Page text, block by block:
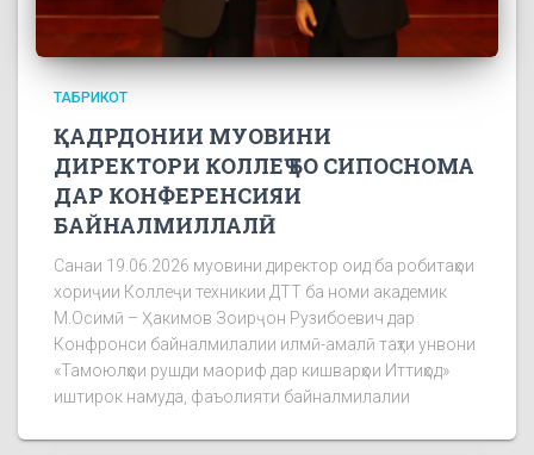
ТАБРИКОТ
ҚАДРДОНИИ МУОВИНИ
ДИРЕКТОРИ КОЛЛЕҶ БО СИПОСНОМА
ДАР КОНФЕРЕНСИЯИ
БАЙНАЛМИЛЛАЛӢ
Санаи 19.06.2026 муовини директор оид ба робитаҳои
хориҷии Коллеҷи техникии ДТТ ба номи академик
М.Осимӣ – Ҳакимов Зоирҷон Рузибоевич дар
Конфронси байналмилалии илмӣ-амалӣ таҳти унвони
«Тамоюлҳои рушди маориф дар кишварҳои Иттиҳод»
иштирок намуда, фаъолияти байналмилалии